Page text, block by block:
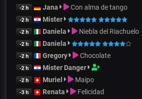
-2 h Jana Con alma de tango
-2 h Mister
-2 h Daniela Niebla del Riachuelo
-2 h Daniela
-2 h Gregory Chocolate
-2 h Mister Danger
-2 h Muriel Maipo
-3 h Renata Felicidad